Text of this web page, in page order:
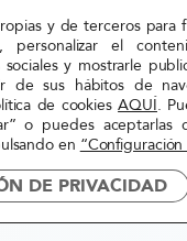
por usar gafas?
su nueva
favor de la
y de terceros para
el
y mostrarle
sus hábitos de
de cookiesAQUÍ.
o puedes aceptarlas
en
DE PRIVACIDAD